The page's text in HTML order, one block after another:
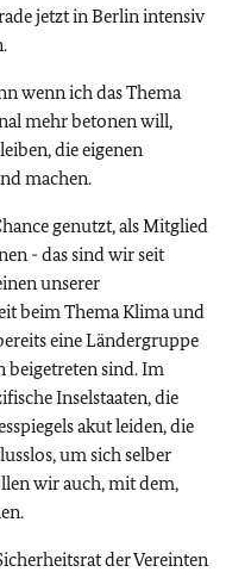
jetzt in Berlin intensiv
wenn ich das Thema
mehr betonen will,
die eigenen
machen.
genutzt, als Mitglied
- das sind wir seit
unserer
beim Thema Klima und
eine Ländergruppe
beigetreten sind. Im
Inselstaaten, die
akut leiden, die
um sich selber
wir auch, mit dem,
der Vereinten